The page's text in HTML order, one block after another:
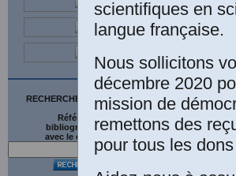
RECHERCHE SUR LE SITE
Références
bibliographiques
avec le catalogue
scientifiques en
langue française.
Nous sollicitons
décembre 2020
mission de
remettons des
pour tous les